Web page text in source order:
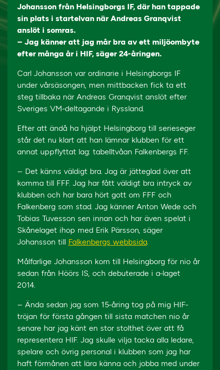
Johansson från Helsingborgs IF, där han tappade
sin plats i startelvan när Andreas Granqvist
anslöt i somras.
– Jag känner att jag mår bra av ett miljöombyte
efter många år i HIF, säger 24-åringen.
Carl Johansson var ordinarie i Helsingborgs IF
under vårsäsongen, men mittbacken fick ta ett
steg tillbaka när Andreas Granqvist anslöt efter
Sveriges VM-deltagande i Ryssland.
Efter att ändå ha hjälpt Helsingborg till serieseger
står det nu klart att han lämnar klubben för ett
annat uppflyttat lag: tabelltvåan Falkenbergs FF.
– Det känns väldigt bra. Jag är jätteglad över att
komma till FFF. Jag har fått väldigt bra intryck av
klubben och har bara hört gott om FFF och
Falkenberg som stad. Jag känner Anton Wede och
Tobias Tuvesson sen innan och har även spelat i
Skånelaget ihop med Erik Pärsson, säger
Johansson till Falkenbergs webbsida.
Målfarlige Johansson kom till Helsingborg för nio år
sedan från Höörs IS, och debuterade i a-laget
2014.
– Ända sedan jag som 15-åring tog på mig HIF-
tröjan för första gången till sista matchen nio år
senare har jag känt en stor stolthet över att få
representera HIF. Jag skulle vilja tacka alla ledare,
spelare och övrig personal i klubben som jag har
haft förmånen att lära känna och jobba med under